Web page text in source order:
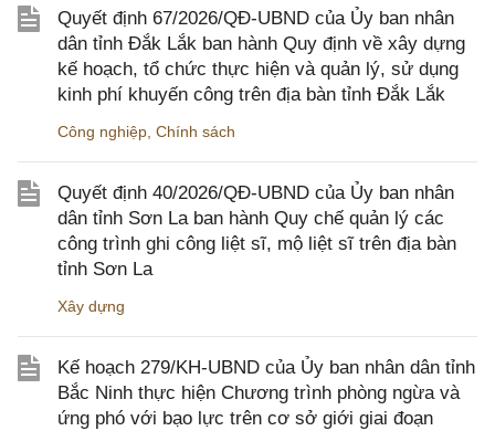
Quyết định 67/2026/QĐ-UBND của Ủy ban nhân
dân tỉnh Đắk Lắk ban hành Quy định về xây dựng
kế hoạch, tổ chức thực hiện và quản lý, sử dụng
kinh phí khuyến công trên địa bàn tỉnh Đắk Lắk
Công nghiệp Chính sách
Quyết định 40/2026/QĐ-UBND của Ủy ban nhân
dân tỉnh Sơn La ban hành Quy chế quản lý các
công trình ghi công liệt sĩ, mộ liệt sĩ trên địa bàn
tỉnh Sơn La
Xây dựng
Kế hoạch 279/KH-UBND của Ủy ban nhân dân tỉnh
Bắc Ninh thực hiện Chương trình phòng ngừa và
ứng phó với bạo lực trên cơ sở giới giai đoạn